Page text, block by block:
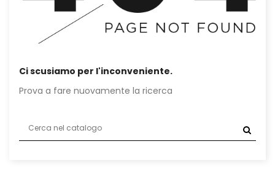
Ci scusiamo per l'inconveniente.
Prova a fare nuovamente la ricerca